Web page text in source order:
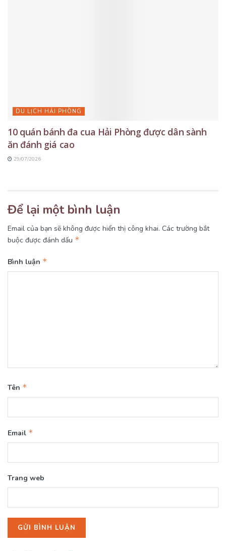
DU LỊCH HẢI PHÒNG
10 quán bánh đa cua Hải Phòng được dân sành
ăn đánh giá cao
29/07/2026
Để lại một bình luận
Email của bạn sẽ không được hiển thị công khai. Các trường bắt
buộc được đánh dấu *
Bình luận *
Tên *
Email *
Trang web